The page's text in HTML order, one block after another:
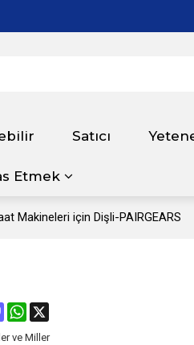
Satıcı
Etmek
Makineleri için Dişli-PAIRGEARS
MastodonWhatsApp
ve Miller